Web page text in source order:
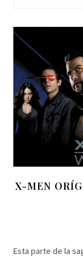
X-MEN
Esta parte de la